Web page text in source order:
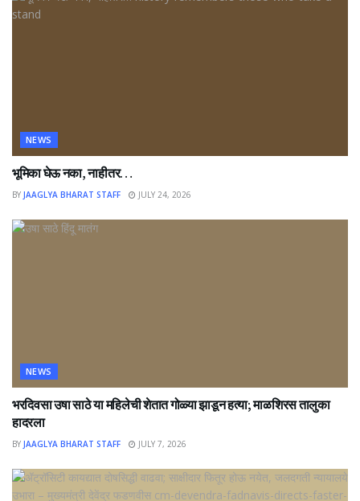
NEWS
भूमिका घेऊ नका, नाहीतर…
BY JAAGLYA BHARAT STAFF JULY 24, 2026
NEWS
भरदिवसा उषा साठे या महिलेची शेतात गोळ्या झाडून हत्या; माळशिरस तालुका
हादरला
BY JAAGLYA BHARAT STAFF JULY 7, 2026